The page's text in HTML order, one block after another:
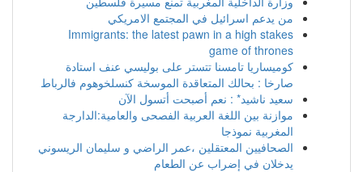
من يدعم اسرائيل في المجتمع الامريكي
Immigrants: the latest pawn in a high stakes
game of thrones
كوميساريا تامسنا تتستر على بوليسي عنف استادة
صارخا : بحالك المتعاقدة الموسخة كنسلخوهوم فالرباط
سعيد ناشيد* : نعم أصبحت أتسول الآن
موازنة بين اللغة العربية الفصحى والعامية:الدارجة
المغربية نموذجا
الصحافيين المعتقلين ،عمر الراضي و سليمان الريسوني
يدخلان في إضراب عن الطعام